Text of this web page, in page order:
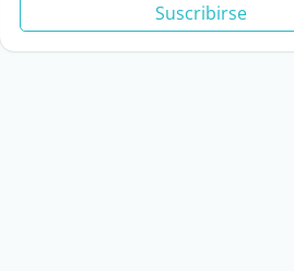
Suscribirse